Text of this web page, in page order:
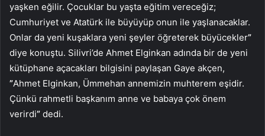
yaşken eğilir. Çocuklar bu yaşta eğitim vereceğiz;
Cumhuriyet ve Atatürk ile büyüyüp onun ile yaşlanacaklar.
Onlar da yeni kuşaklara yeni şeyler öğreterek büyücekler”
diye konuştu. Silivri’de Ahmet Elginkan adında bir de yeni
kütüphane açacakları bilgisini paylaşan Gaye akçen,
”Ahmet Elginkan, Ümmehan annemizin muhterem eşidir.
Çünkü rahmetli başkanım anne ve babaya çok önem
verirdi” dedi.